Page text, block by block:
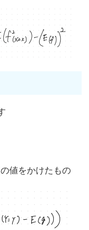
値をかけたもの